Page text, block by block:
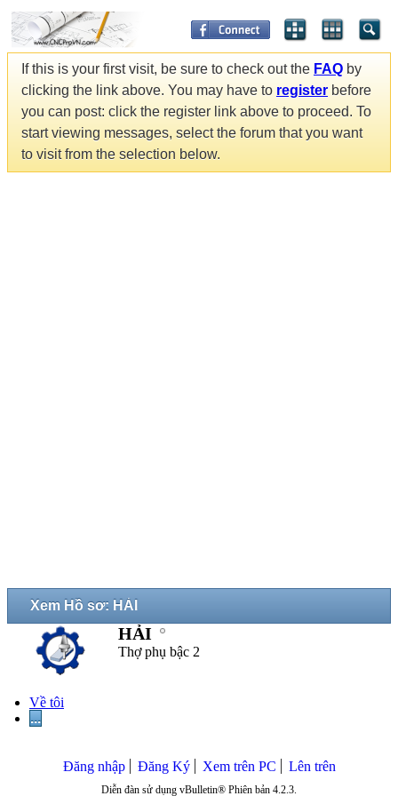
If this is your first visit, be sure to check out the FAQ by
clicking the link above. You may have to register before
you can post: click the register link above to proceed. To
start viewing messages, select the forum that you want
to visit from the selection below.
Xem Hồ sơ: HẢI
HẢI
Thợ phụ bậc 2
Về tôi
...
Đăng nhập Đăng Ký Xem trên PC Lên trên
Diễn đàn sử dụng vBulletin® Phiên bản 4.2.3.